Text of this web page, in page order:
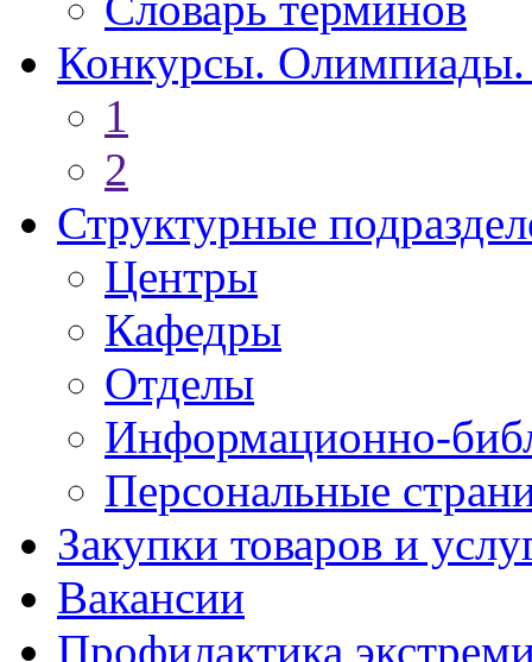
Конкурсы.
1
2
Структурные
Центры
Кафедры
Отделы
Информационно-
Персональные
Закупки товаров и
Вакансии
Профилактика